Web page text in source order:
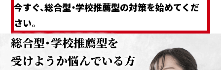
今すぐ、総合型・学校推薦型の対策を始めてくだ
さい。
総合型・学校推薦型を
受けようか悩んでいる方